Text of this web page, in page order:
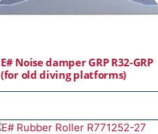
E# Noise damper GRP R32-GRP
(for old diving platforms)